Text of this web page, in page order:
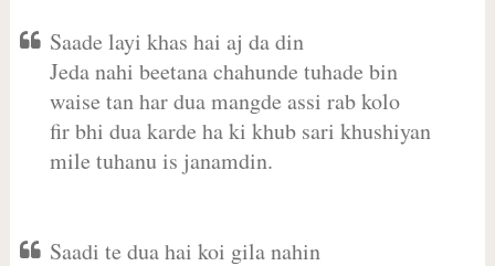
Saade layi khas hai aj da din
Jeda nahi beetana chahunde tuhade bin
waise tan har dua mangde assi rab kolo
fir bhi dua karde ha ki khub sari khushiyan
mile tuhanu is janamdin.
Saadi te dua hai koi gila nahin